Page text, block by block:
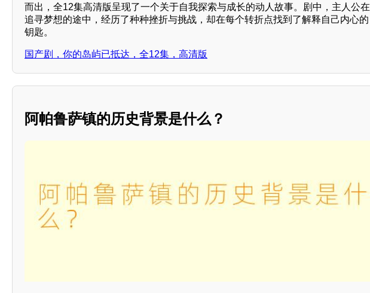
而出，全12集高清版呈现了一个关于自我探索与成长的动人故事。剧中，主人公在
追寻梦想的途中，经历了种种挫折与挑战，却在每个转折点找到了解释自己内心的
钥匙。
国产剧，你的岛屿已抵达，全12集，高清版
阿帕鲁萨镇的历史背景是什么？